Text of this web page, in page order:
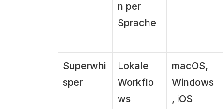
n per
Sprache
Superwhi
sper
Lokale
Workflo
ws
macOS,
Windows
, iOS